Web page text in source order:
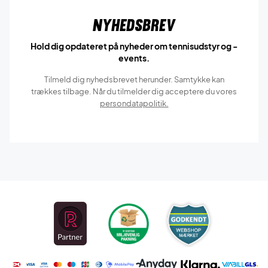
Nyhedsbrev
Hold dig opdateret på nyheder om tennisudstyr og -
events.
Tilmeld dig nyhedsbrevet herunder. Samtykke kan
trækkes tilbage. Når du tilmelder dig acceptere du vores
persondatapolitik.